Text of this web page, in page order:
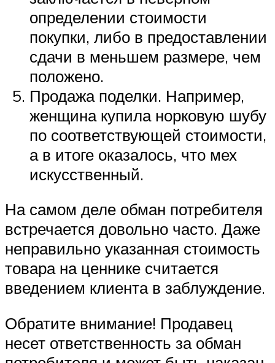
определении стоимости
покупки, либо в предоставлении
сдачи в меньшем размере, чем
положено.
Продажа поделки. Например,
женщина купила норковую шубу
по соответствующей стоимости,
а в итоге оказалось, что мех
искусственный.
На самом деле обман потребителя
встречается довольно часто. Даже
неправильно указанная стоимость
товара на ценнике считается
введением клиента в заблуждение.
Обратите внимание! Продавец
несет ответственность за обман